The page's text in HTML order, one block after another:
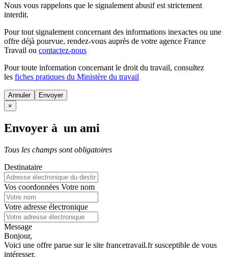
Nous vous rappelons que le signalement abusif est strictement
interdit.
Pour tout signalement concernant des informations inexactes ou une
offre déjà pourvue, rendez-vous auprès de votre agence France
Travail ou contactez-nous
Pour toute information concernant le droit du travail, consultez
les fiches pratiques du Ministère du travail
Annuler
×
Envoyer à un ami
Tous les champs sont obligatoires
Destinataire
Vos coordonnées Votre nom
Votre adresse électronique
Message
Bonjour,
Voici une offre parue sur le site francetravail.fr susceptible de vous
intéresser.